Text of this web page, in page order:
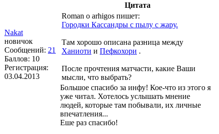
Nakat
новичок
Сообщений: 21
Баллов: 10
Регистрация:
03.04.2013
Цитата
Roman o arhigos пишет:
Городки Кассандры с пылу с жару.
Там хорошо описана разница между
Ханиоти и Пефкохори .
После прочтения матчасти, какие Ваши
мысли, что выбрать?
Большое спасибо за инфу! Кое-что из этого я
уже читал. Хотелось услышать мнение
людей, которые там побывали, их личные
впечатления...
Еше раз спасибо!